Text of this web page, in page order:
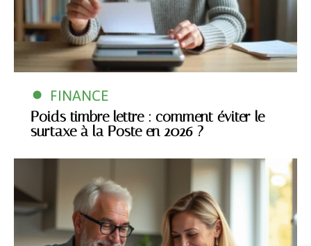
FINANCE
Poids timbre lettre : comment éviter le
surtaxe à la Poste en 2026 ?